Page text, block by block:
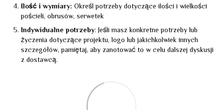
Ilość i wymiary: Określ potrzeby dotyczące ilości i wielkości
pościeli, obrusów, serwetek
Indywidualne potrzeby: Jeśli masz konkretne potrzeby lub
życzenia dotyczące projektu, logo lub jakichkolwiek innych
szczegółów, pamiętaj, aby zanotować to w celu dalszej dyskusji
z dostawcą.